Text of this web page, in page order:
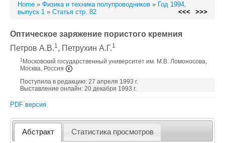
Home » Физика и техника полупроводников » Год 1994,
выпуск 1 » Статья стр. 82 <<< >>>
Оптическое заряжение пористого кремния
Петров А.В.1, Петрухин А.Г.1
1 Московский государственный университет им. М.В. Ломоносова,
Москва, Россия
Поступила в редакцию: 27 апреля 1993 г.
Выставление онлайн: 20 декабря 1993 г.
PDF версия
Абстракт Статистика просмотров